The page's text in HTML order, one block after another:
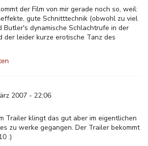
der Film von mir gerade noch so, weil:
gute Schnitttechnik (obwohl zu viel
Butler's dynamische Schlachtrufe in der
der leider kurze erotische Tanz des
2007 - 22:06
Trailer klingt das gut aber im eigentlichen
zu werke gegangen. Der Trailer bekommt
:)